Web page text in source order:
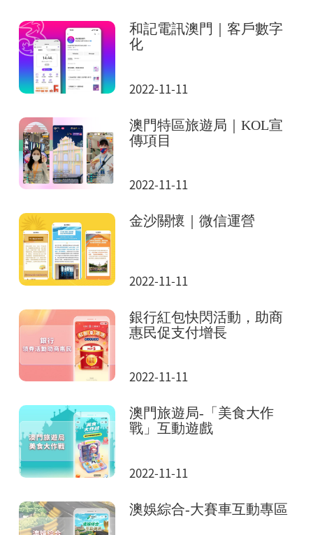
和記電訊澳門｜客戶數字
化
2022-11-11
澳門特區旅遊局｜KOL宣
傳項目
2022-11-11
金沙關懷｜微信運營
2022-11-11
銀行紅包快閃活動，助商
惠民促支付增長
2022-11-11
澳門旅遊局-「美食大作
戰」互動遊戲
2022-11-11
澳娛綜合-大賽車互動專區